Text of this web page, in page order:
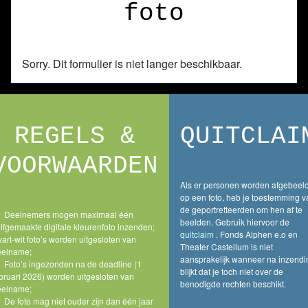
foto
Sorry. Dit formulier is niet langer beschikbaar.
REGELS &
Deelnemers mogen maximaal één
digitale kleurenfoto inzenden;
wit foto’s worden uitgesloten van
Foto’s ingezonden na de deadline (1
2026) worden uitgesloten van
De foto mag niet ouder zijn dan één jaar
Als er personen worden
op een foto, heb je toestemming
de geportretteerden om hen af te
beelden. Gebruik hiervoor de
quitclaim . Fonds Alphen e.o en
Theater Castellum is niet
aansprakelijk wanneer na
blijkt dat je toch niet over de
benodigde rechten beschikt.